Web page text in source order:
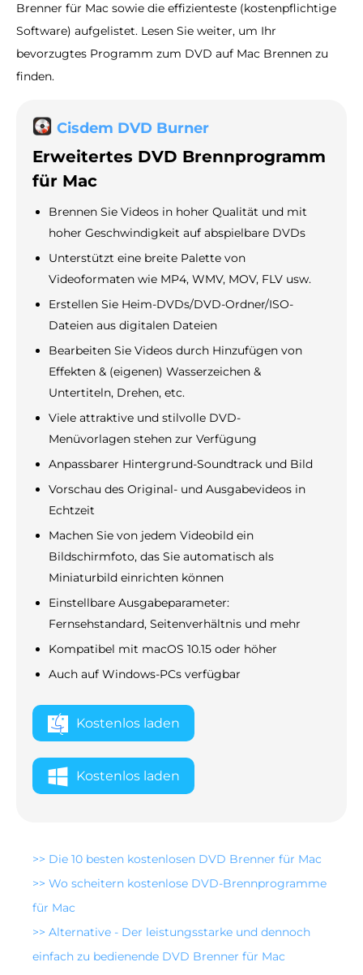
Brenner für Mac sowie die effizienteste (kostenpflichtige
Software) aufgelistet. Lesen Sie weiter, um Ihr
bevorzugtes Programm zum DVD auf Mac Brennen zu
finden.
Cisdem DVD Burner
Erweitertes DVD Brennprogramm
für Mac
Brennen Sie Videos in hoher Qualität und mit
hoher Geschwindigkeit auf abspielbare DVDs
Unterstützt eine breite Palette von
Videoformaten wie MP4, WMV, MOV, FLV usw.
Erstellen Sie Heim-DVDs/DVD-Ordner/ISO-
Dateien aus digitalen Dateien
Bearbeiten Sie Videos durch Hinzufügen von
Effekten & (eigenen) Wasserzeichen &
Untertiteln, Drehen, etc.
Viele attraktive und stilvolle DVD-
Menüvorlagen stehen zur Verfügung
Anpassbarer Hintergrund-Soundtrack und Bild
Vorschau des Original- und Ausgabevideos in
Echtzeit
Machen Sie von jedem Videobild ein
Bildschirmfoto, das Sie automatisch als
Miniaturbild einrichten können
Einstellbare Ausgabeparameter:
Fernsehstandard, Seitenverhältnis und mehr
Kompatibel mit macOS 10.15 oder höher
Auch auf Windows-PCs verfügbar
Kostenlos laden
Kostenlos laden
>> Die 10 besten kostenlosen DVD Brenner für Mac
>> Wo scheitern kostenlose DVD-Brennprogramme
für Mac
>> Alternative - Der leistungsstarke und dennoch
einfach zu bedienende DVD Brenner für Mac